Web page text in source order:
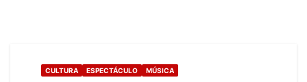
CULTURA ESPECTÁCULO MÚSICA